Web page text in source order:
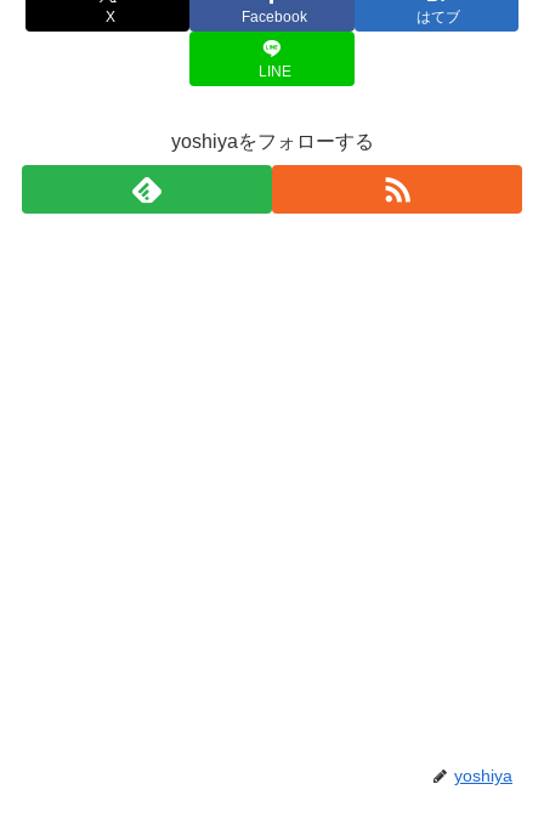
X Facebook はてブ
LINE
yoshiyaをフォローする
yoshiya